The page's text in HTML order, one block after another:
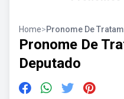
Home>Pronome De
Pronome De
Deputado